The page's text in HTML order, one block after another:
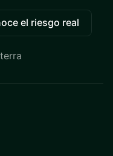
el riesgo real